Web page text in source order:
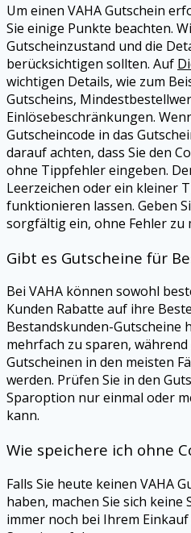
Um einen VAHAGutschein
Sie einige Punkte beachten.
Gutscheinzustand und die
berücksichtigen sollten. Auf
wichtigen Details, wie zum
Gutscheins,
Einlösebeschränkungen.
Gutscheincode in das
darauf achten, dass Sie den
ohne Tippfehler eingeben.
Leerzeichen oder ein kleiner
funktionieren lassen. Geben
sorgfältig ein, ohne Fehler zu
Gibt es Gutscheine für
Bei VAHA können sowohl
Kunden Rabatte auf ihre
Bestandskunden-Gutscheine
mehrfach zu sparen,
Gutscheinen in den meisten
werden. Prüfen Sie in den
Sparoption nur einmal oder
kann.
Wie speichere ich ohne
Falls Sie heute keinen VAHA
haben, machen Sie sich keine
immer noch bei Ihrem